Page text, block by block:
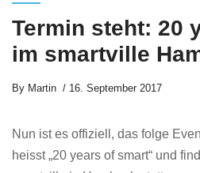
Termin steht: 20
im smartville
By Martin 16. September 2017
Nun ist es offiziell, das folge
heisst „20 years of smart“ und